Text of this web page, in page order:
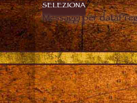
SELEZIONA
Messaggi per data